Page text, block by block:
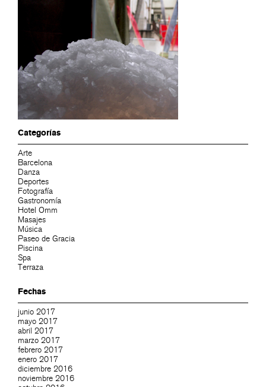
Categorías
Arte
Barcelona
Danza
Deportes
Fotografía
Gastronomía
Hotel Omm
Masajes
Música
Paseo de Gracia
Piscina
Spa
Terraza
Fechas
junio 2017
mayo 2017
abril 2017
marzo 2017
febrero 2017
enero 2017
diciembre 2016
noviembre 2016